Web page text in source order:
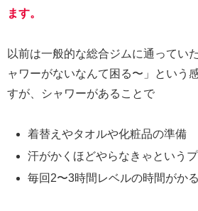
ます。
以前は一般的な総合ジムに通ってい
ャワーがないなんて困る〜」という
すが、シャワーがあることで
着替えやタオルや化粧品の準備
汗がかくほどやらなきゃという
毎回2〜3時間レベルの時間がかる